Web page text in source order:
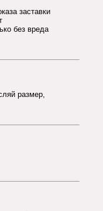
заставки
без вреда
размер,